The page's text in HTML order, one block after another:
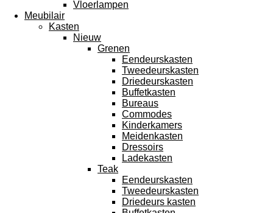
Vloerlampen
Meubilair
Kasten
Nieuw
Grenen
Eendeurskasten
Tweedeurskasten
Driedeurskasten
Buffetkasten
Bureaus
Commodes
Kinderkamers
Meidenkasten
Dressoirs
Ladekasten
Teak
Eendeurskasten
Tweedeurskasten
Driedeurs kasten